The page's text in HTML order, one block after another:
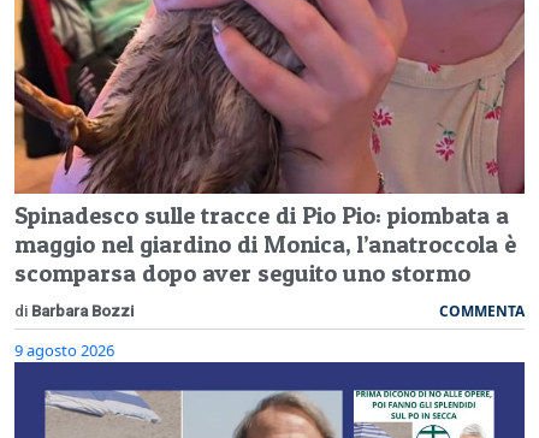
Spinadesco sulle tracce di Pio Pio: piombata a
maggio nel giardino di Monica, l’anatroccola è
scomparsa dopo aver seguito uno stormo
di Barbara Bozzi COMMENTA
9 agosto 2026